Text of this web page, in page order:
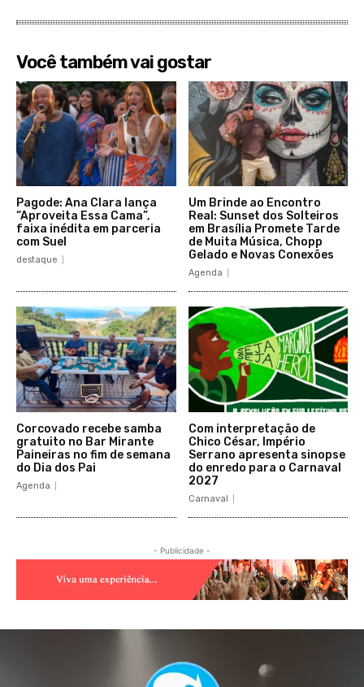
Você também vai gostar
Pagode: Ana Clara lança
“Aproveita Essa Cama”,
faixa inédita em parceria
com Suel
destaque
Um Brinde ao Encontro
Real: Sunset dos Solteiros
em Brasília Promete Tarde
de Muita Música, Chopp
Gelado e Novas Conexões
Agenda
Corcovado recebe samba
gratuito no Bar Mirante
Paineiras no fim de semana
do Dia dos Pai
Agenda
Com interpretação de
Chico César, Império
Serrano apresenta sinopse
do enredo para o Carnaval
2027
Carnaval
- Publicidade -